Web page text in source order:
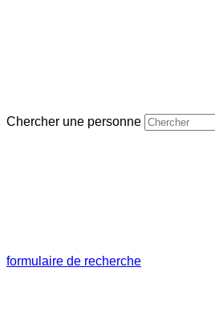
Chercher une personne
formulaire de recherche